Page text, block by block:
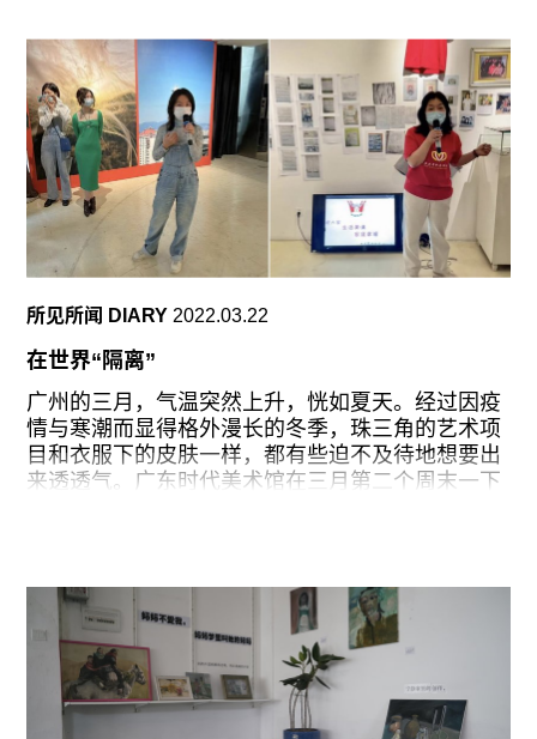
关注我们
塑由有色玻璃浇铸，经过长时间退火，作品表面形
成了模具自然留下的磨砂质地；而雕塑的顶部则经
过抛光，现出纯净透明的效果，与侧面的彩色磨砂
相互映照，俯视宛如一汪清水。正如玻璃材质本身
就处于一种难以归类的介稳状态（尽管呈现为固
态，但其内部分子仍是液态排布），霍恩的玻璃雕
塑也同时具有视觉上的轻盈与物理上的沉重，并随
着观看状态的不同，不断地在轻与重、有与无之间
转换，在静止中生出变化。这种“无定形”的状态让
其中的一部分甚至改变作品。在此次展览中，艺术
家就决定大量关闭场馆内的人工光源，转而通过自
然光进行照明，以强调外部环境与作品互动互文的
关系。
在霍恩那些成对展示的摄影作品——如《逝去的猫
头鹰》（ Dead Owl，1997）、《成为风景》
恩在作品《即》（
所见所闻 DIARY 2022.03.22
在世界“隔离”
广州的三月，气温突然上升，恍如夏天。经过因疫
情与寒潮而显得格外漫长的冬季，珠三角的艺术项
目和衣服下的皮肤一样，都有些迫不及待地想要出
来透透气。广东时代美术馆在三月第二个周末一下
周六中午，我与许久未见的导演赵志勇相约在扉美
术馆旁的港式茶餐厅碰头，赶在开幕之前，先聊上
几句。2019 年，他与公益机构木兰花开社工服务
中心合作，创作了聚焦流动女性生育经历的戏剧作
品《生育纪事》。之后，那些因调研而集起、又没